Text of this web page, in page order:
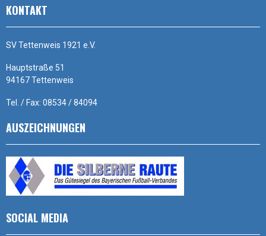
KONTAKT
SV Tettenweis 1921 e.V.
Hauptstraße 51
94167 Tettenweis
Tel. / Fax: 08534 / 84094
AUSZEICHNUNGEN
SOCIAL MEDIA